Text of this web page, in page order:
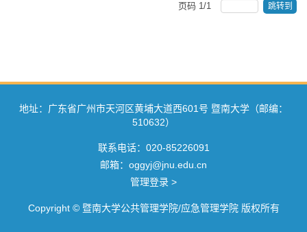
页码 1/1 跳转到
地址：广东省广州市天河区黄埔大道西601号 暨南大学（邮编：
510632）
联系电话：020-85226091
邮箱：oggyj@jnu.edu.cn
管理登录 >
Copyright © 暨南大学公共管理学院/应急管理学院 版权所有